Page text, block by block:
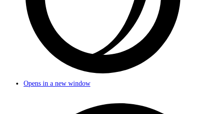
Opens in a new window